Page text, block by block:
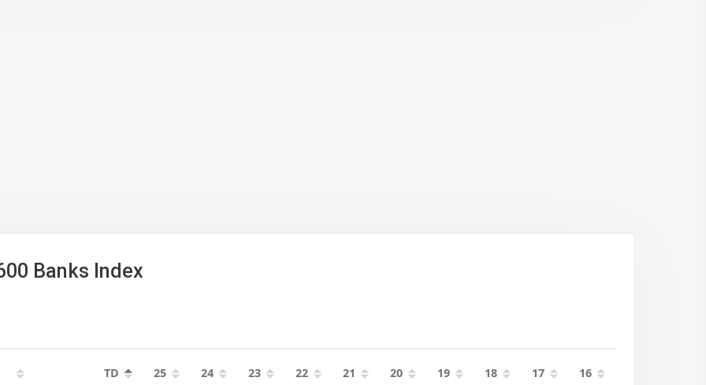
Banks Index
TD 25 24 23 22 21 20 19 18 17 16